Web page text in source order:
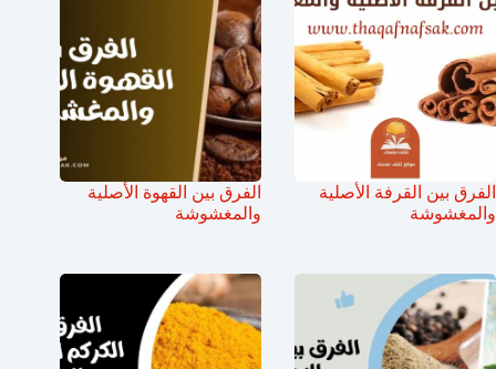
الفرق بين القرفة الأصلية
والمغشوشة
الفرق بين القهوة الأصلية
والمغشوشة